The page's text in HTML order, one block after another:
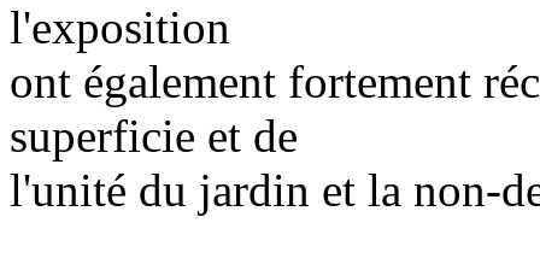
l'exposition
ont également fortement
superficie et de
l'unité du jardin et la non-